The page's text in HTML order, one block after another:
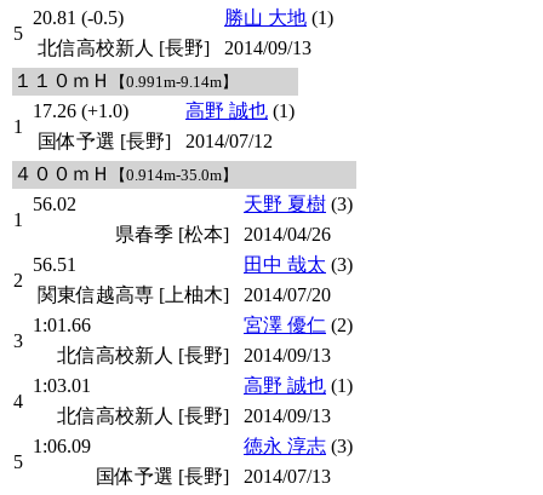
5
20.81 (-0.5) 勝山 大地 (1)
北信高校新人 [長野]
2014/09/13
１１０ｍＨ
【0.991m-9.14m】
1
17.26 (+1.0) 高野 誠也 (1)
国体予選 [長野]
2014/07/12
４００ｍＨ
【0.914m-35.0m】
1
56.02 天野 夏樹 (3)
県春季 [松本]
2014/04/26
2
56.51 田中 哉太 (3)
関東信越高専 [上柚木]
2014/07/20
3
1:01.66 宮澤 優仁 (2)
北信高校新人 [長野]
2014/09/13
4
1:03.01 高野 誠也 (1)
北信高校新人 [長野]
2014/09/13
5
1:06.09 徳永 淳志 (3)
国体予選 [長野]
2014/07/13